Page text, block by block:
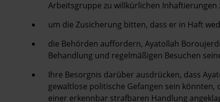
Arbeitsgruppe zu willkürlichen Inhaftierungen
um die Zusicherung bitten, dass er in Haft
die Behörden auffordern, Ayatollah
Behandlung und regelmäßigen Besuchen
Ihre Besorgnis darüber ausdrücken, dass
gewaltlose politische Gefangen sein
einer erkennbar strafbaren Handlung